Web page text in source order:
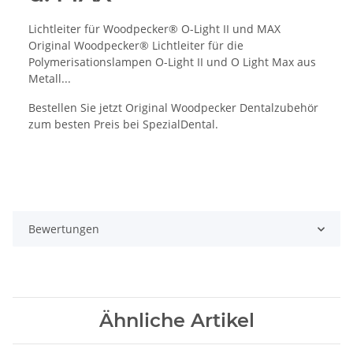
Lichtleiter für Woodpecker® O-Light II und MAX
Original Woodpecker® Lichtleiter für die
Polymerisationslampen O-Light II und O Light Max aus
Metall...
Bestellen Sie jetzt Original Woodpecker Dentalzubehör
zum besten Preis bei SpezialDental.
Bewertungen
Ähnliche Artikel